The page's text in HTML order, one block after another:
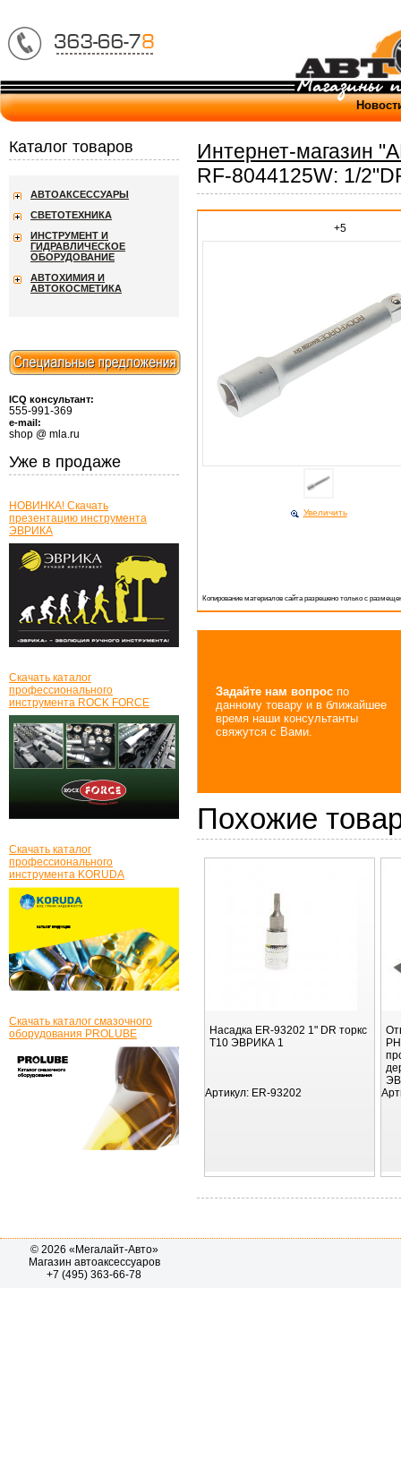
Интернет-магазин
RF-8044125W: 1/
+5
Увеличить
Копирование материалов сайта разрешено только с
Задайте нам вопрос по
данному товару и в ближайшее
время наши консультанты
свяжутся с Вами.
Похожие
Насадка ER-93202 1" DR торкс
T10 ЭВРИКА 1
Артикул: ER-93202
Каталог товаров
АВТОАКСЕССУАРЫ
СВЕТОТЕХНИКА
ИНСТРУМЕНТ И
ГИДРАВЛИЧЕСКОЕ
ОБОРУДОВАНИЕ
АВТОХИМИЯ И
АВТОКОСМЕТИКА
ICQ консультант:
555-991-369
e-mail:
shop @ mla.ru
Уже в продаже
НОВИНКА! Скачать
презентацию инструмента
ЭВРИКА
Скачать каталог
профессионального
инструмента ROCK FORCE
Скачать каталог
профессионального
инструмента KORUDA
Скачать каталог смазочного
оборудования PROLUBE
© 2026 «Мегалайт-Авто»
Магазин автоаксессуаров
+7 (495) 363-66-78